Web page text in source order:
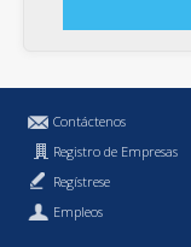
Contáctenos
Registro de Empresas
Regístrese
Empleos